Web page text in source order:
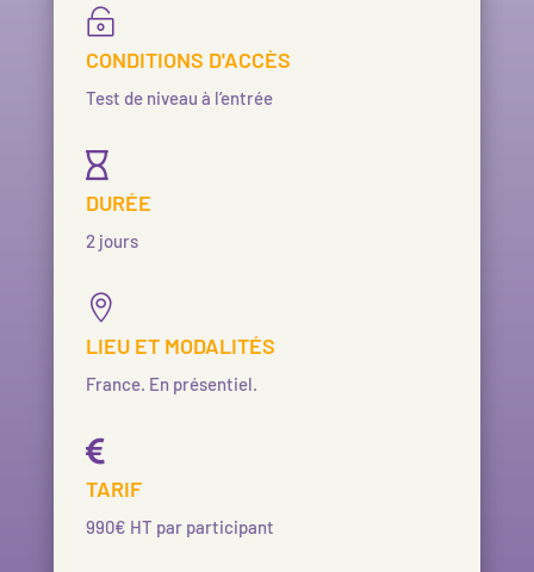

CONDITIONS D'ACCÈS
Test de niveau à l’entrée

DURÉE
2 jours

LIEU ET MODALITÉS
France. En présentiel.

TARIF
990€ HT par participant